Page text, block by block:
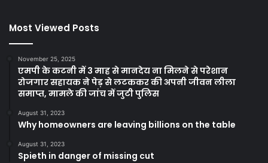
Most Viewed Posts
November 25, 2025
एमपी के कटनी में 3 माह से मानदेय ना मिलने से परेशान
रोजगार सहायक ने पेड़ से लटककर की अपनी जीवन लीला
समाप्त, मामले की जांच में जुटी पुलिस
August 31, 2023
Why homeowners are leaving billions on the table
August 31, 2023
Spieth in danger of missing cut